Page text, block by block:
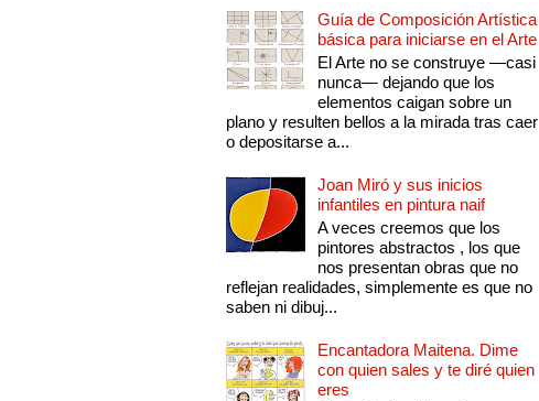
Guía de Composición Artística
básica para iniciarse en el Arte
El Arte no se construye —casi
nunca— dejando que los
elementos caigan sobre un
plano y resulten bellos a la mirada tras caer
o depositarse a...
Joan Miró y sus inicios
infantiles en pintura naif
A veces creemos que los
pintores abstractos , los que
nos presentan obras que no
reflejan realidades, simplemente es que no
saben ni dibuj...
Encantadora Maitena. Dime
con quien sales y te diré quien
eres